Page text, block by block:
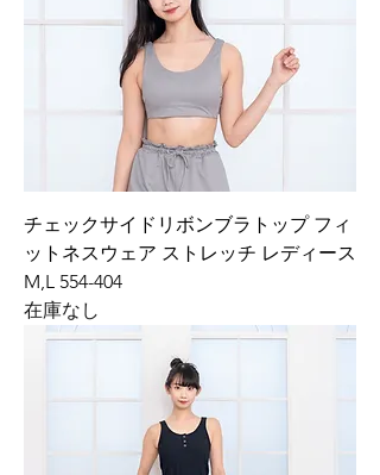
チェックサイドリボンブラトップ フィ
ットネスウェア ストレッチ レディース
M,L 554-404
在庫なし